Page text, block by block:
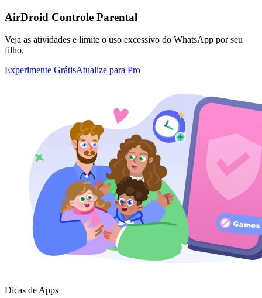
AirDroid Controle Parental
Veja as atividades e limite o uso excessivo do WhatsApp por seu
filho.
Experimente GrátisAtualize para Pro
Dicas de Apps